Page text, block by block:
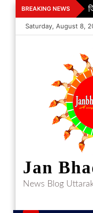
Skip
to
content
BREAKING NEWS
Saturday, August 8,
Jan
News Blog